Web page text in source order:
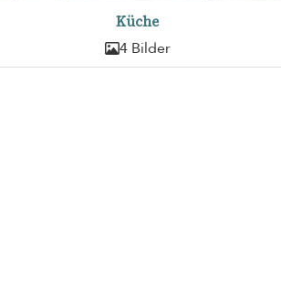
Küche
4 Bilder